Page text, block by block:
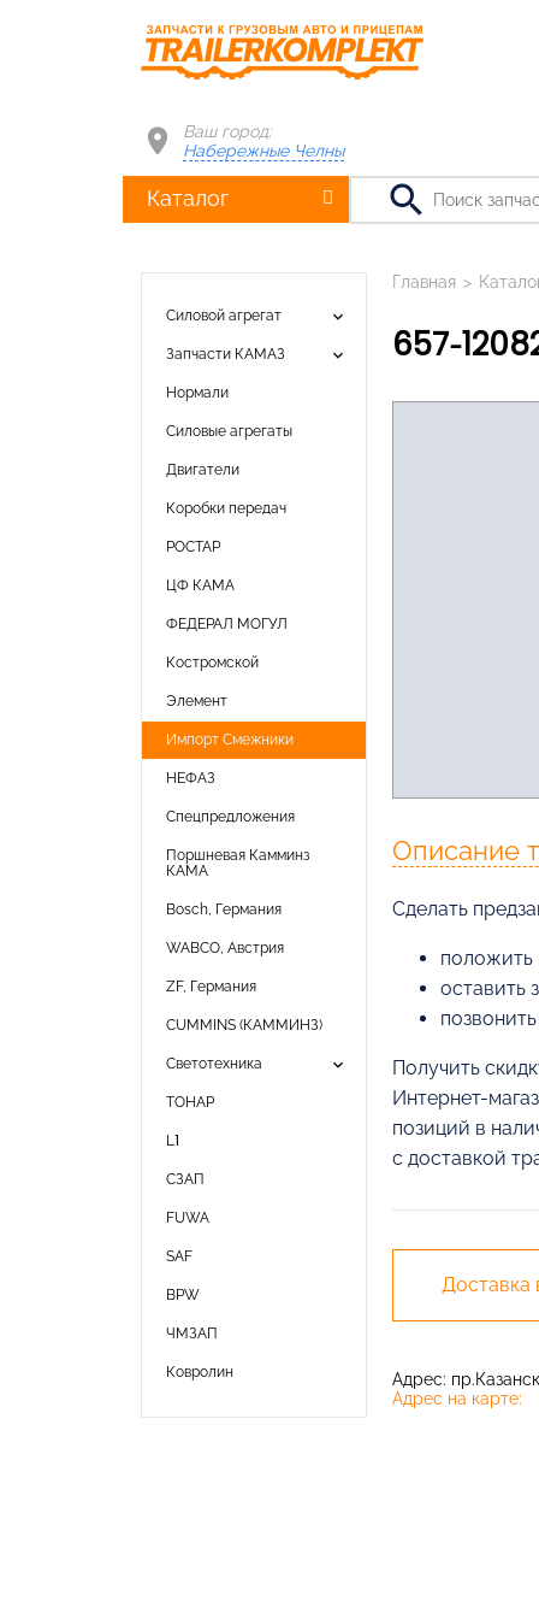
Ваш город:
Набережные Челны
Каталог search
Силовой агрегат keyboard_arrow_down
Запчасти КАМАЗ keyboard_arrow_down
Нормали
Силовые агрегаты
Двигатели
Коробки передач
РОСТАР
ЦФ КАМА
ФЕДЕРАЛ МОГУЛ
Костромской
Элемент
Импорт Смежники
НЕФАЗ
Спецпредложения
Поршневая Камминз
КАМА
Bosch, Германия
WABCO, Австрия
ZF, Германия
CUMMINS (КАММИНЗ)
Светотехника keyboard_arrow_down
ТОНАР
L1
СЗАП
FUWA
SAF
BPW
ЧМЗАП
Ковролин
Главная >
657-
Описание
Cделать
положить
оставить
Получить
Интернет-
позиций в
с доставкой
Адрес:
Адрес на карте: